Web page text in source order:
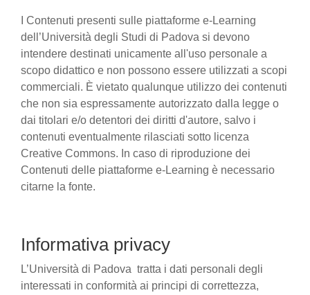
I Contenuti presenti sulle piattaforme e-Learning
dell’Università degli Studi di Padova si devono
intendere destinati unicamente all'uso personale a
scopo didattico e non possono essere utilizzati a scopi
commerciali. È vietato qualunque utilizzo dei contenuti
che non sia espressamente autorizzato dalla legge o
dai titolari e/o detentori dei diritti d'autore, salvo i
contenuti eventualmente rilasciati sotto licenza
Creative Commons. In caso di riproduzione dei
Contenuti delle piattaforme e-Learning è necessario
citarne la fonte.
Informativa privacy
L’Università di Padova tratta i dati personali degli
interessati in conformità ai principi di correttezza,